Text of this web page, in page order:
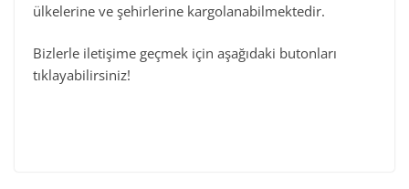
ülkelerine ve şehirlerine kargolanabilmektedir.
Bizlerle iletişime geçmek için aşağıdaki butonları
tıklayabilirsiniz!